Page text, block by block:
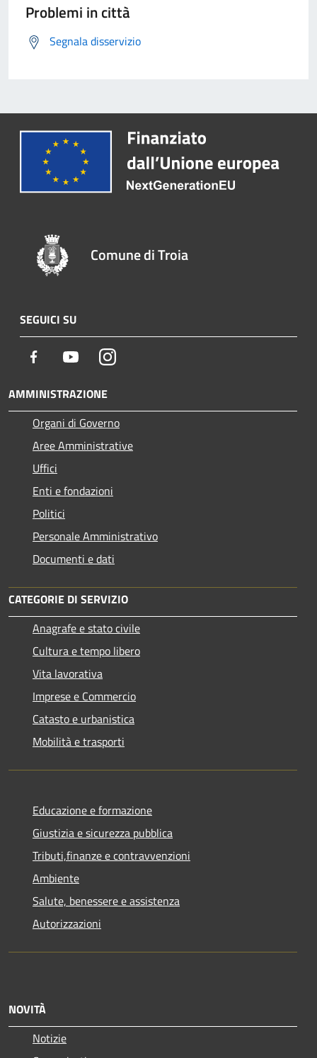
Problemi in città
Segnala disservizio
Comune di Troia
SEGUICI SU
Facebook YoutubeInstagram
AMMINISTRAZIONE
Organi di Governo
Aree Amministrative
Uffici
Enti e fondazioni
Politici
Personale Amministrativo
Documenti e dati
CATEGORIE DI SERVIZIO
Anagrafe e stato civile
Cultura e tempo libero
Vita lavorativa
Imprese e Commercio
Catasto e urbanistica
Mobilità e trasporti
Educazione e formazione
Giustizia e sicurezza pubblica
Tributi,finanze e contravvenzioni
Ambiente
Salute, benessere e assistenza
Autorizzazioni
NOVITÀ
Notizie